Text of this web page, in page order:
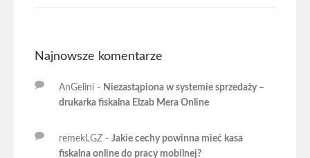
Najnowsze komentarze
AnGelini - Niezastąpiona w systemie sprzedaży –
drukarka fiskalna Elzab Mera Online
remekLGZ - Jakie cechy powinna mieć kasa
fiskalna online do pracy mobilnej?